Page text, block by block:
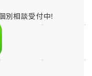
別相談受付中！